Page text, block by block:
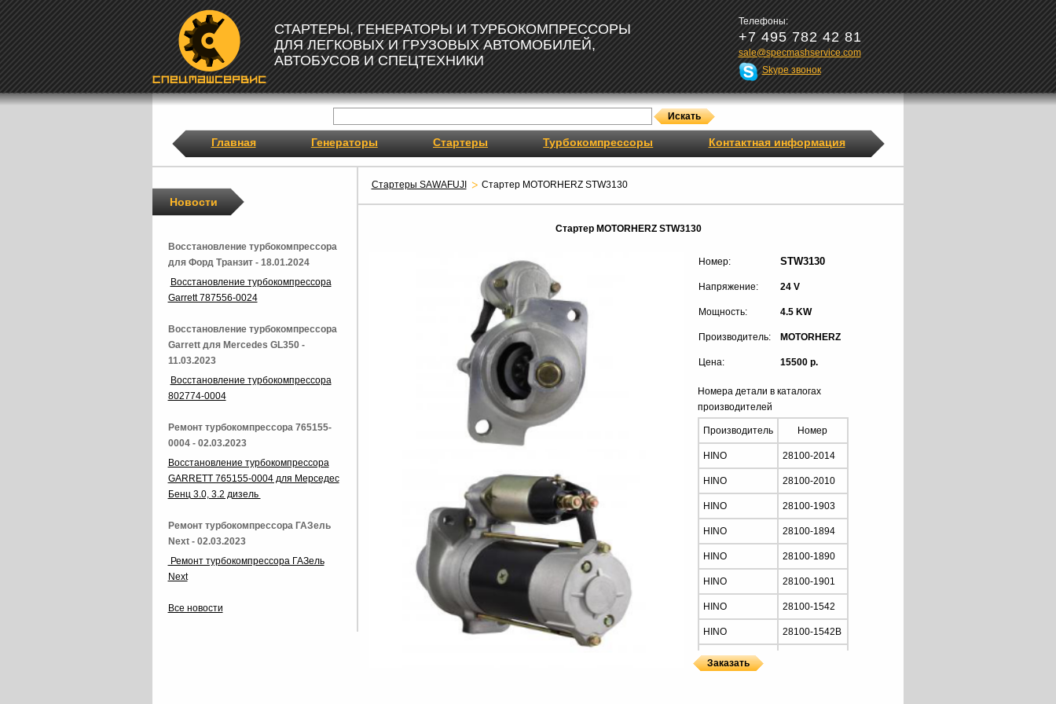
СТАРТЕРЫ, ГЕНЕРАТОРЫ И ТУРБОКОМПРЕССОРЫ
ДЛЯ ЛЕГКОВЫХ И ГРУЗОВЫХ АВТОМОБИЛЕЙ,
АВТОБУСОВ И СПЕЦТЕХНИКИ
Телефоны:
+7 495 782 42 81
sale@specmashservice.com
Skype звонок
Главная Генераторы Стартеры Турбокомпрессоры Контактная информация
Стартеры SAWAFUJI Стартер MOTORHERZ STW3130
Стартер MOTORHERZ STW3130
Номер: STW3130
Напряжение: 24 V
Мощность: 4.5 KW
Производитель: MOTORHERZ
Цена: 15500 р.
Номера детали в каталогах
производителей
Производитель Номер
HINO 28100-2014
HINO 28100-2010
HINO 28100-1903
HINO 28100-1894
HINO 28100-1890
HINO 28100-1901
HINO 28100-1542
HINO 28100-1542B
HINO
Новости
Восстановление турбокомпрессора
для Форд Транзит - 18.01.2024
Восстановление турбокомпрессора
Garrett 787556-0024
Восстановление турбокомпрессора
Garrett для Mercedes GL350 -
11.03.2023
Восстановление турбокомпрессора
802774-0004
Ремонт турбокомпрессора 765155-
0004 - 02.03.2023
Восстановление турбокомпрессора
GARRETT 765155-0004 для Мерседес
Бенц 3.0, 3.2 дизель
Ремонт турбокомпрессора ГАЗель
Next - 02.03.2023
Ремонт турбокомпрессора ГАЗель
Next
Все новости